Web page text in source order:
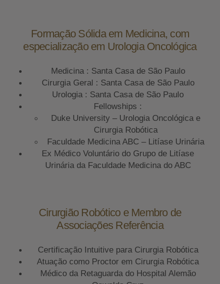
Formação Sólida em Medicina, com
especialização em Urologia Oncológica
Medicina : Santa Casa de São Paulo
Cirurgia Geral : Santa Casa de São Paulo
Urologia : Santa Casa de São Paulo
Fellowships :
Duke University – Urologia Oncológica e
Cirurgia Robótica
Faculdade Medicina ABC – Litíase Urinária
Ex Médico Voluntário do Grupo de Litíase
Urinária da Faculdade Medicina do ABC
Cirurgião Robótico e Membro de
Associações Referência
Certificação Intuitive para Cirurgia Robótica
Atuação como Proctor em Cirurgia Robótica
Médico da Retaguarda do Hospital Alemão